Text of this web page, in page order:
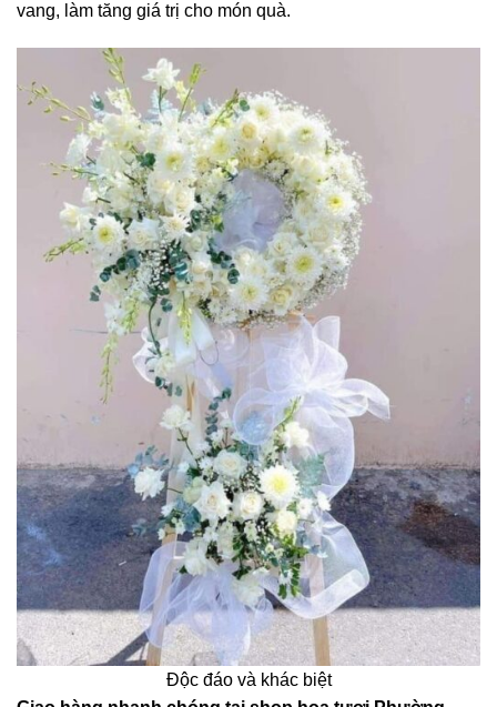
vang, làm tăng giá trị cho món quà.
Độc đáo và khác biệt